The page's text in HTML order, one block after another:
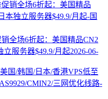
全场6折起：美国精品CN2
立服务器$49.9/月起2026-06-